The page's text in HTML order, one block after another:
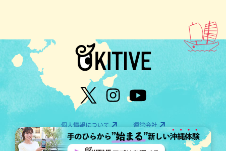
個人情報について 運営会社
©OTV CO.,LTD All Rights Reserved.